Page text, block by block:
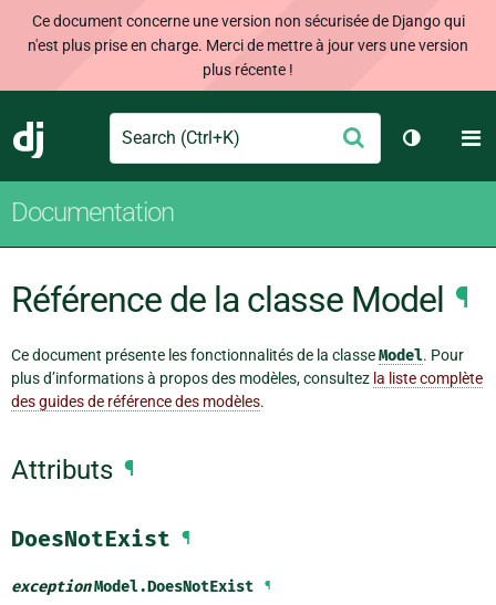
Ce document concerne une version non sécurisée de Django qui
n'est plus prise en charge. Merci de mettre à jour vers une version
plus récente !
Django
Search Envoyer
Changer
Documentation
Référence de la classe Model ¶
Ce document présente les fonctionnalités de la classeModel. Pour
plus d’informations à propos des modèles, consultez la liste complète
des guides de référence des modèles.
Attributs ¶
DoesNotExist ¶
exceptionModel.DoesNotExist ¶